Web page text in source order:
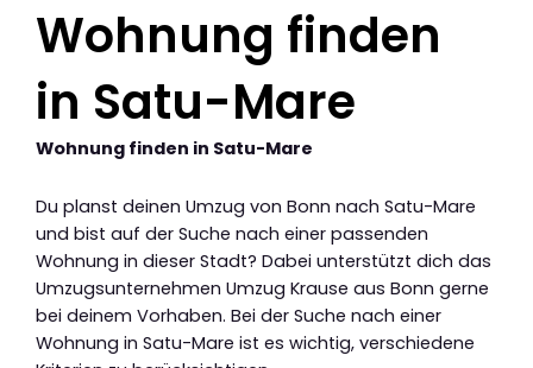
Wohnung finden
in Satu-Mare
Wohnung finden in Satu-Mare
Du planst deinen Umzug von Bonn nach Satu-Mare
und bist auf der Suche nach einer passenden
Wohnung in dieser Stadt? Dabei unterstützt dich das
Umzugsunternehmen Umzug Krause aus Bonn gerne
bei deinem Vorhaben. Bei der Suche nach einer
Wohnung in Satu-Mare ist es wichtig, verschiedene